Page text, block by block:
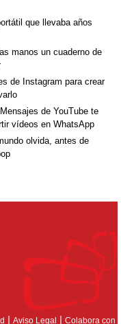
que llevaba años
manos un cuaderno de
de Instagram para crear
de YouTube te
vídeos en WhatsApp
olvida, antes de
| Aviso Legal | Colabora con